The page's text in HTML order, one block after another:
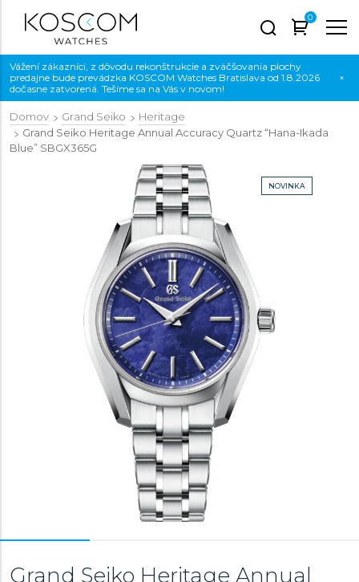
0
Vážení zákazníci, z dôvodu rekonštrukcie a zväčšovania plochy
predajne bude prevádzka KOSCOM Watches Bratislava od 1.8.2026
dočasne zatvorená. Tešíme sa na Vás v novom!
×
Domov Grand Seiko
Heritage
Grand Seiko Heritage Annual Accuracy Quartz “Hana-Ikada
Blue” SBGX365G
NOVINKA
Grand Seiko Heritage Annual